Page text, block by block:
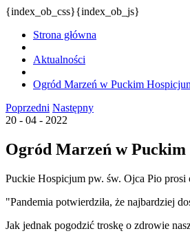
{index_ob_css}{index_ob_js}
Strona główna
Aktualności
Ogród Marzeń w Puckim
Poprzedni Następny
20 - 04 - 2022
Ogród Marzeń w
Puckie Hospicjum pw. św. Ojca Pio
"Pandemia potwierdziła, że najbardziej
Jak jednak pogodzić troskę o zdrowie